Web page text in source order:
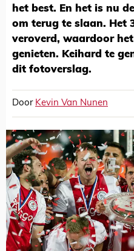
het best. En het is nu
om terug te slaan. Het
veroverd, waardoor
genieten. Keihard te
dit fotoverslag.
Door Kevin Van Nunen